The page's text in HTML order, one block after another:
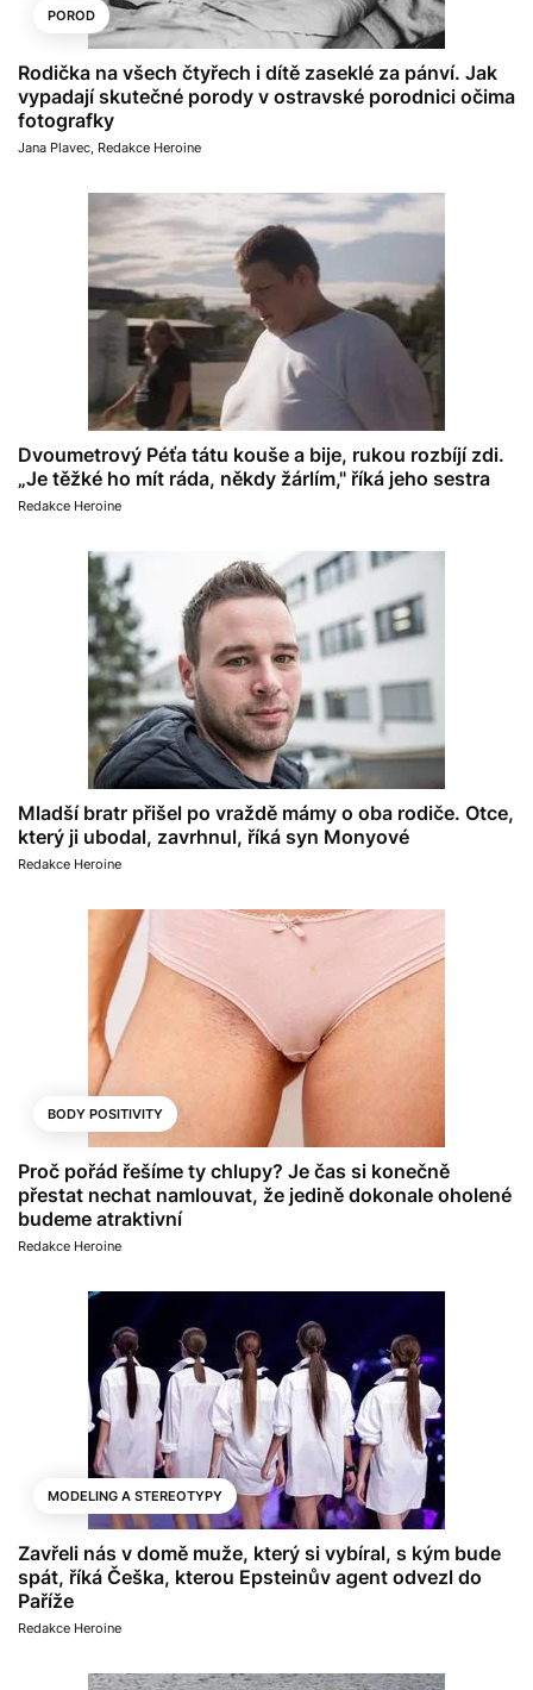
POROD
Rodička na všech čtyřech i dítě zaseklé za pánví. Jak
vypadají skutečné porody v ostravské porodnici očima
fotografky
Jana Plavec Redakce Heroine
Dvoumetrový Péťa tátu kouše a bije, rukou rozbíjí zdi.
„Je těžké ho mít ráda, někdy žárlím," říká jeho sestra
Redakce Heroine
Mladší bratr přišel po vraždě mámy o oba rodiče. Otce,
který ji ubodal, zavrhnul, říká syn Monyové
Redakce Heroine
BODY POSITIVITY
Proč pořád řešíme ty chlupy? Je čas si konečně
přestat nechat namlouvat, že jedině dokonale oholené
budeme atraktivní
Redakce Heroine
MODELING A STEREOTYPY
Zavřeli nás v domě muže, který si vybíral, s kým bude
spát, říká Češka, kterou Epsteinův agent odvezl do
Paříže
Redakce Heroine